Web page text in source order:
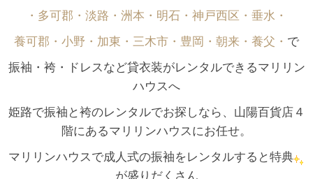
・多可郡・淡路・洲本・明石・神戸西区・垂水・
養可郡・小野・加東・三木市・豊岡・朝来・養父・ で
振袖・袴・ドレスなど貸衣装がレンタルできるマリリン
ハウスへ
姫路で振袖と袴のレンタルでお探しなら、山陽百貨店４
階にあるマリリンハウスにお任せ。
マリリンハウスで成人式の振袖をレンタルすると特典
が盛りだくさん